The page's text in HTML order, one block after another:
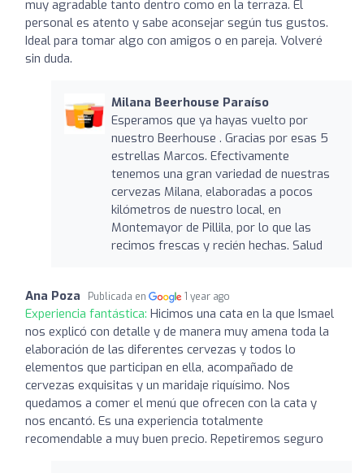
muy agradable tanto dentro como en la terraza. El
personal es atento y sabe aconsejar según tus gustos.
Ideal para tomar algo con amigos o en pareja. Volveré
sin duda.
Milana Beerhouse Paraíso
Esperamos que ya hayas vuelto por
nuestro Beerhouse . Gracias por esas 5
estrellas Marcos. Efectivamente
tenemos una gran variedad de nuestras
cervezas Milana, elaboradas a pocos
kilómetros de nuestro local, en
Montemayor de Pillila, por lo que las
recimos frescas y recién hechas. Salud
Ana Poza Publicada en 1 year ago
Experiencia fantástica: Hicimos una cata en la que Ismael
nos explicó con detalle y de manera muy amena toda la
elaboración de las diferentes cervezas y todos lo
elementos que participan en ella, acompañado de
cervezas exquisitas y un maridaje riquísimo. Nos
quedamos a comer el menú que ofrecen con la cata y
nos encantó. Es una experiencia totalmente
recomendable a muy buen precio. Repetiremos seguro